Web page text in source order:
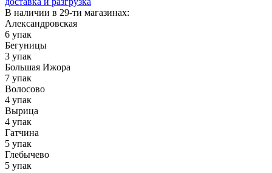
В наличии в 29-ти магазинах:
Александровская
6 упак
Бегуницы
3 упак
Большая Ижора
7 упак
Волосово
4 упак
Вырица
4 упак
Гатчина
5 упак
Глебычево
5 упак